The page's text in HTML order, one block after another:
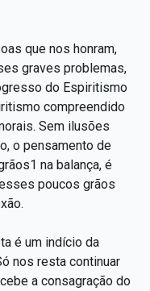
que nos honram,
graves problemas,
do Espiritismo
compreendido
Sem ilusões
o pensamento de
na balança, é
poucos grãos
é um indício da
nos resta continuar
a consagração do